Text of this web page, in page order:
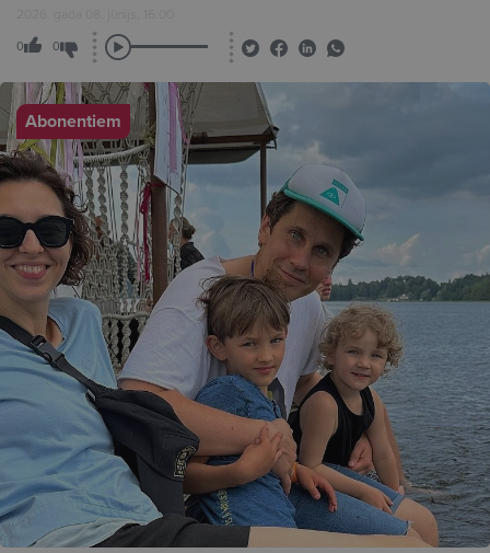
2026. gada 08. jūnijs, 16:00
0 0
Abonentiem